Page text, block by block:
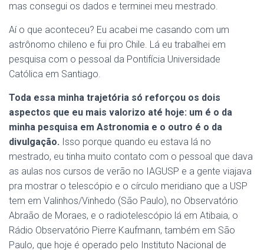
mas consegui os dados e terminei meu mestrado.
Aí o que aconteceu? Eu acabei me casando com um
astrônomo chileno e fui pro Chile. Lá eu trabalhei em
pesquisa com o pessoal da Pontifícia Universidade
Católica em Santiago.
Toda essa minha trajetória só reforçou os dois
aspectos que eu mais valorizo até hoje: um é o da
minha pesquisa em Astronomia e o outro é o da
divulgação. Isso porque quando eu estava lá no
mestrado, eu tinha muito contato com o pessoal que dava
as aulas nos cursos de verão no IAGUSP e a gente viajava
pra mostrar o telescópio e o círculo meridiano que a USP
tem em Valinhos/Vinhedo (São Paulo), no Observatório
Abraão de Moraes, e o radiotelescópio lá em Atibaia, o
Rádio Observatório Pierre Kaufmann, também em São
Paulo, que hoje é operado pelo Instituto Nacional de